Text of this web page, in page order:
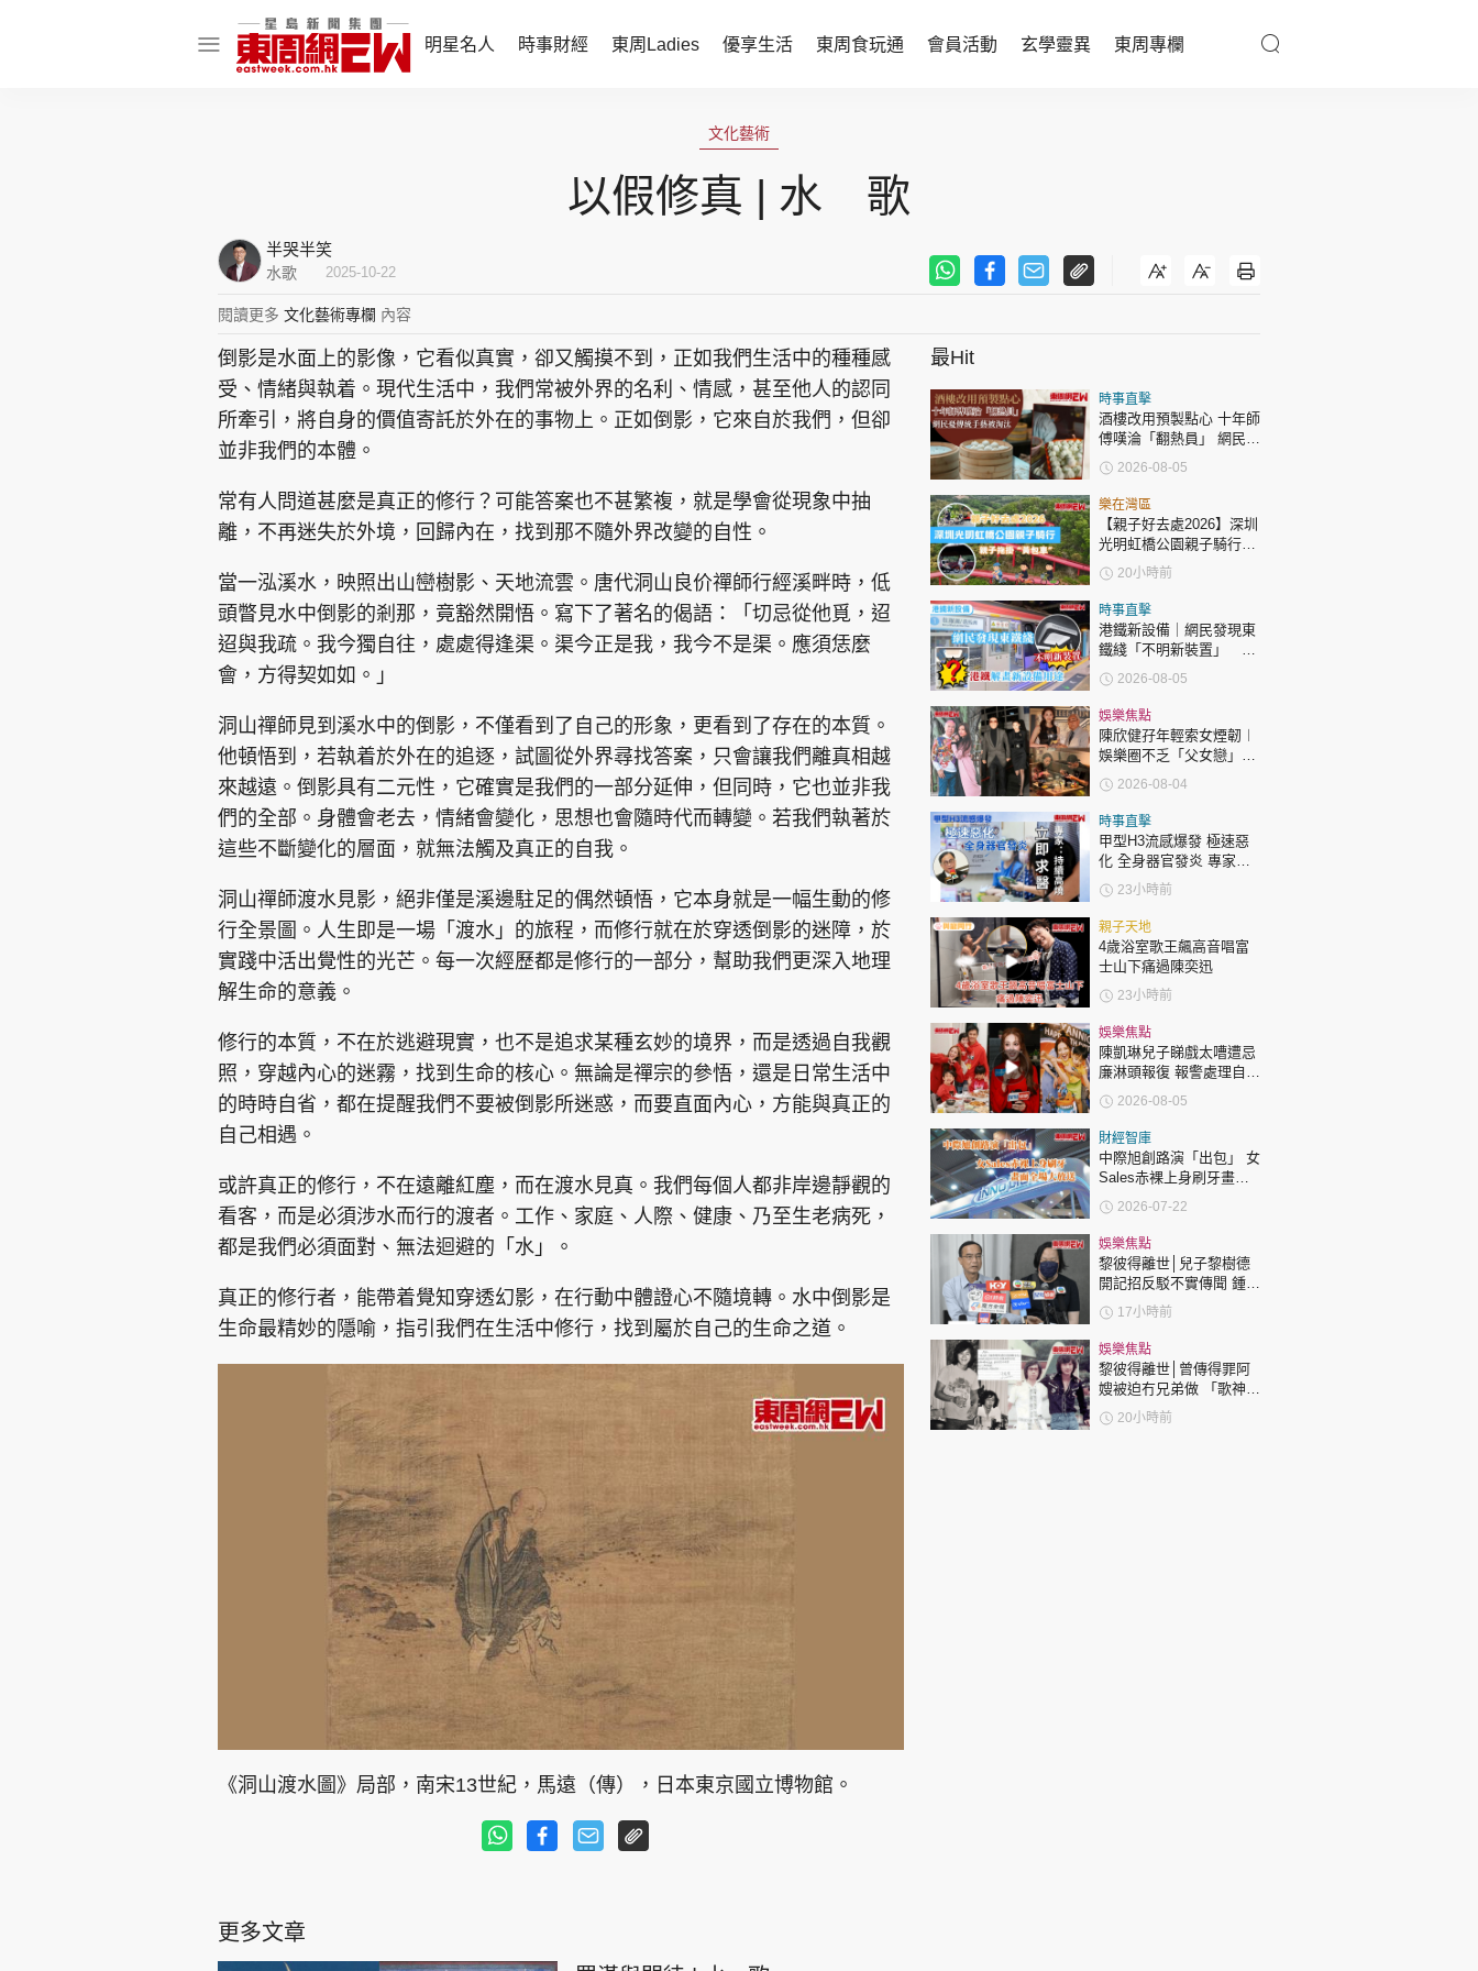
明星名人 時事財經 東周Ladies 優享生活 東周食玩通 會員活動 玄學靈異 東周專欄
東姑熱話
東周Ladies
談情說性
時尚生活
與寵同行
東周食玩通
樂在灣區
飲食玩樂
會員活動
東周JETSO
玄學靈異
東勝運程
神機妙算 李丞責
緣來有理 麥玲玲
鬼靈精怪 威師兄
娛樂名人
文化藝術
時政財經
健康生活
飲食旅遊
集團旗下品牌
東周刊 cazbuyer 東Touch PCM 電腦廣場 星島頭條 星島日報 頭條日報 星島環球 The Standard 親子王
關於我們 聯絡我們 隱私政策聲明 使用條款 版權及免責聲明 Copyright © 東周網 版權所有 . 不得轉載 ©Eastweek.com.hk. All rights reserved.
文化藝術
以假修真 | 水 歌
半哭半笑
水歌 2025-10-22
閱讀更多 文化藝術專欄 內容
倒影是水面上的影像，它看似真實，卻又觸摸不到，正如我們生活中的種種感
受、情緒與執着。現代生活中，我們常被外界的名利、情感，甚至他人的認同
所牽引，將自身的價值寄託於外在的事物上。正如倒影，它來自於我們，但卻
並非我們的本體。
常有人問道甚麼是真正的修行？可能答案也不甚繁複，就是學會從現象中抽
離，不再迷失於外境，回歸內在，找到那不隨外界改變的自性。
當一泓溪水，映照出山巒樹影、天地流雲。唐代洞山良价禪師行經溪畔時，低
頭瞥見水中倒影的剎那，竟豁然開悟。寫下了著名的偈語：「切忌從他覓，迢
迢與我疏。我今獨自往，處處得逢渠。渠今正是我，我今不是渠。應須恁麼
會，方得契如如。」
洞山禪師見到溪水中的倒影，不僅看到了自己的形象，更看到了存在的本質。
他頓悟到，若執着於外在的追逐，試圖從外界尋找答案，只會讓我們離真相越
來越遠。倒影具有二元性，它確實是我們的一部分延伸，但同時，它也並非我
們的全部。身體會老去，情緒會變化，思想也會隨時代而轉變。若我們執著於
這些不斷變化的層面，就無法觸及真正的自我。
洞山禪師渡水見影，絕非僅是溪邊駐足的偶然頓悟，它本身就是一幅生動的修
行全景圖。人生即是一場「渡水」的旅程，而修行就在於穿透倒影的迷障，於
實踐中活出覺性的光芒。每一次經歷都是修行的一部分，幫助我們更深入地理
解生命的意義。
修行的本質，不在於逃避現實，也不是追求某種玄妙的境界，而是透過自我觀
照，穿越內心的迷霧，找到生命的核心。無論是禪宗的參悟，還是日常生活中
的時時自省，都在提醒我們不要被倒影所迷惑，而要直面內心，方能與真正的
自己相遇。
或許真正的修行，不在遠離紅塵，而在渡水見真。我們每個人都非岸邊靜觀的
看客，而是必須涉水而行的渡者。工作、家庭、人際、健康、乃至生老病死，
都是我們必須面對、無法迴避的「水」。
真正的修行者，能帶着覺知穿透幻影，在行動中體證心不隨境轉。水中倒影是
生命最精妙的隱喻，指引我們在生活中修行，找到屬於自己的生命之道。
《洞山渡水圖》局部，南宋13世紀，馬遠（傳），日本東京國立博物館。
最Hit
時事直擊
酒樓改用預製點心 十年師
傅嘆淪「翻熱員」 網民憂
傳統手藝被淘汰
2026-08-05
樂在灣區
【親子好去處2026】深圳
光明虹橋公園親子騎行：
「電助力黃包車」2小時
環湖
20小時前
時事直擊
港鐵新設備｜網民發現東
鐵綫「不明新裝置」 港
鐵解畫新設備用途
2026-08-05
娛樂焦點
陳欣健孖年輕索女煙韌︱
娛樂圈不乏「父女戀」
「爺孫戀」 年齡差距最大
達51歲 最受矚目有李龍
基謝賢
2026-08-04
時事直擊
甲型H3流感爆發 極速惡
化 全身器官發炎 專家：
持續高燒要立即求醫
23小時前
親子天地
4歲浴室歌王飆高音唱富
士山下痛過陳奕迅
23小時前
娛樂焦點
陳凱琳兒子睇戲太嘈遭忌
廉淋頭報復 報警處理自責
護子不力 歐錦棠陳倩揚齊
表態「媽媽有責任」
2026-08-05
財經智庫
中際旭創路演「出包」 女
Sales赤裸上身刷牙畫面
全場大放送
2026-07-22
娛樂焦點
黎彼得離世│兒子黎樹德
開記招反駁不實傳聞 鍾志
光代好友澄清：冇經濟問
題
17小時前
娛樂焦點
黎彼得離世│曾傳得罪阿
嫂被迫冇兄弟做 「歌神」
許冠傑親筆撰寫悼念忘友
20小時前
更多文章